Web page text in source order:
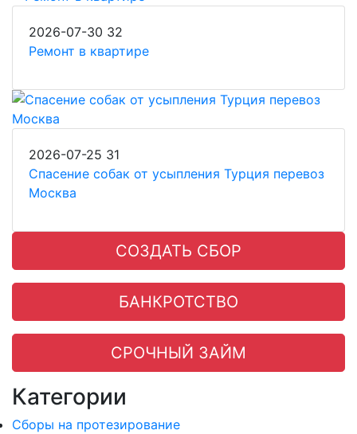
2026-07-30 32
Ремонт в квартире
2026-07-25 31
Спасение собак от усыпления Турция перевоз
Москва
СОЗДАТЬ СБОР
БАНКРОТСТВО
СРОЧНЫЙ ЗАЙМ
Категории
Сборы на протезирование